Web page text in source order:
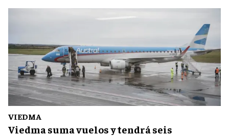
VIEDMA
Viedma suma vuelos y tendrá seis